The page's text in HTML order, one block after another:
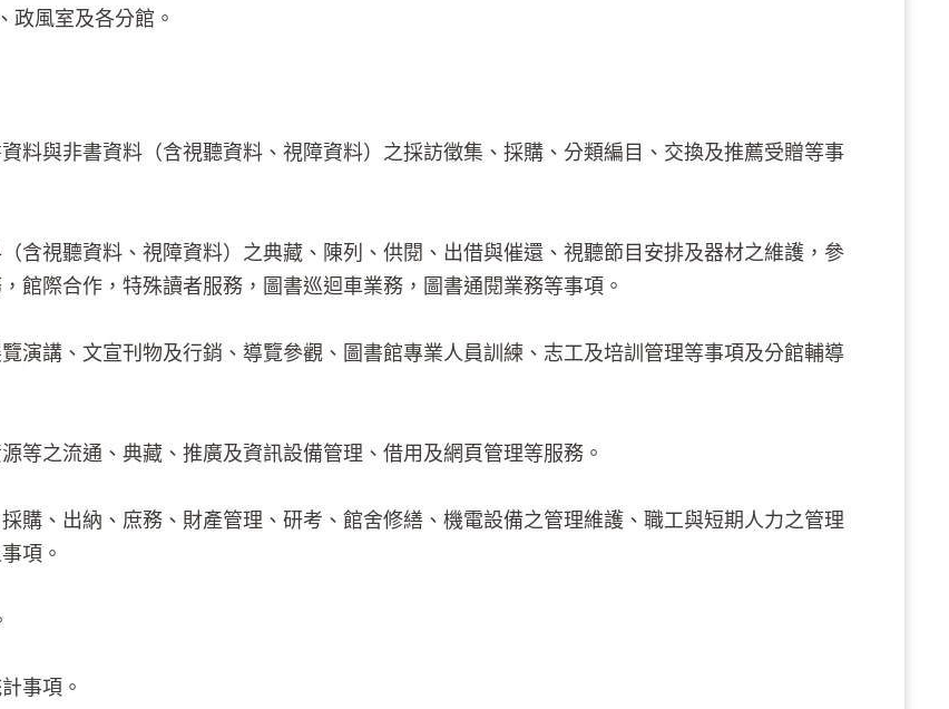
政風室及各分館。
料與非書資料（含視聽資料、視障資料）之採訪徵集、採購、分類編目、交換及推薦受贈等事
含視聽資料、視障資料）之典藏、陳列、供閱、出借與催還、視聽節目安排及器材之維護，參
館際合作，特殊讀者服務，圖書巡迴車業務，圖書通閱業務等事項。
演講、文宣刊物及行銷、導覽參觀、圖書館專業人員訓練、志工及培訓管理等事項及分館輔導
等之流通、典藏、推廣及資訊設備管理、借用及網頁管理等服務。
購、出納、庶務、財產管理、研考、館舍修繕、機電設備之管理維護、職工與短期人力之管理
項。
事項。